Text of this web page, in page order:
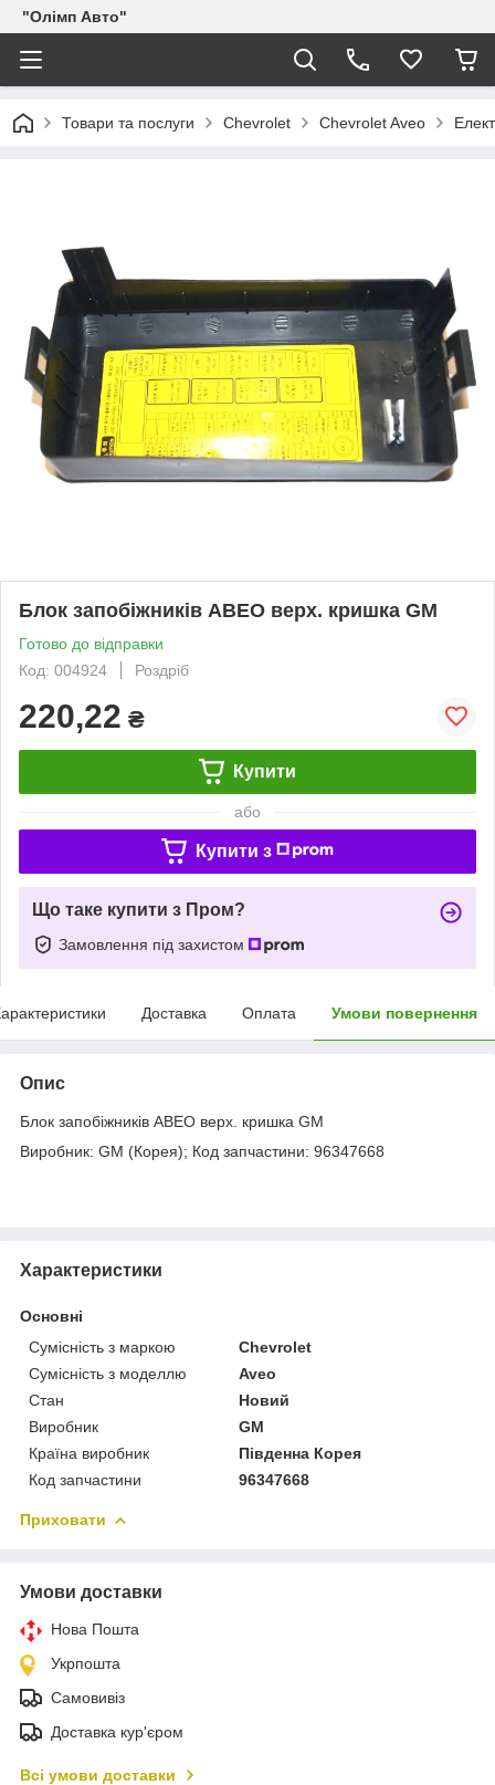
"Олімп Авто"
Товари та послуги Chevrolet Chevrolet Aveo
Блок запобіжників АВЕО верх. кришка GM
Готово до відправки
Код: 004924
Роздріб
220,22 ₴
Купити
або
Купити з
Що таке купити з Пром?
Замовлення під захистом
Доставка Оплата Умови повернення
Опис
Блок запобіжників АВЕО верх. кришка GM
Виробник: GM (Корея); Код запчастини: 96347668
Характеристики
Основні
Сумісність з маркою
Chevrolet
Сумісність з моделлю
Aveo
Стан
Новий
Виробник
GM
Країна виробник
Південна Корея
Код запчастини
96347668
Приховати
Умови доставки
Нова Пошта
Укрпошта
Самовивіз
Доставка кур'єром
Всі умови доставки